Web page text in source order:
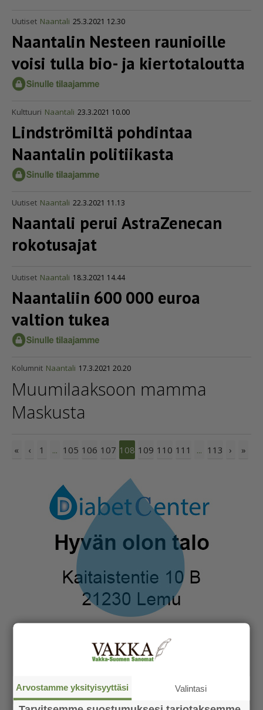
Uutiset Naantali 25.3.2021 12.30
Naantalin Nesteen raunioille
voisi tulla bio- ja kiertotaloutta
Kulttuuri Naantali 23.3.2021 10.00
Lindströmiltä pohdintaa
Naantalin politiikasta
Uutiset Naantali 22.3.2021 11.13
Naantali perui AstraZenecan
rokotusajat
Uutiset Naantali 18.3.2021 14.44
Naantaliin 600 000 euroa
valtion tukea
Kolumnit Naantali 17.3.2021 20.20
Muumilaaksoon mamma
Maskusta
« ‹ 1 ... 105 106 107 108 109 110 111 ... 113 › »
Arvostamme yksityisyyttäsi Valintasi